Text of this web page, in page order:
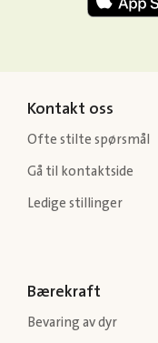
Kontakt oss
Ofte stilte spørsmål
Gå til kontaktside
Ledige stillinger
Bærekraft
Bevaring av dyr